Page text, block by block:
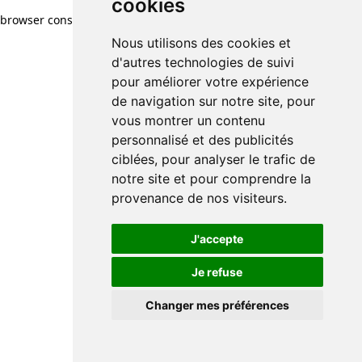
cookies
Nous utilisons des cookies et
d'autres technologies de suivi
pour améliorer votre expérience
de navigation sur notre site, pour
vous montrer un contenu
personnalisé et des publicités
ciblées, pour analyser le trafic de
notre site et pour comprendre la
provenance de nos visiteurs.
J'accepte
Je refuse
Changer mes préférences
browser console for more information)